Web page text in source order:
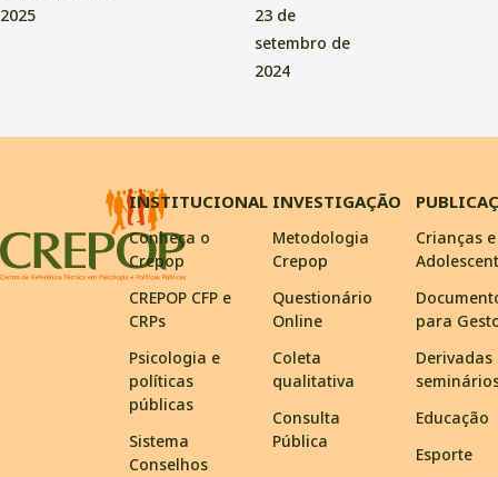
2025
23 de
setembro de
2024
INSTITUCIONAL
Conheça o
Crepop
CREPOP CFP e
CRPs
Psicologia e
políticas
públicas
Sistema
Conselhos
INVESTIGAÇÃO
Metodologia
Crepop
Questionário
Online
Coleta
qualitativa
Consulta
Pública
Crianças e
para
Derivadas
Educação
Esporte